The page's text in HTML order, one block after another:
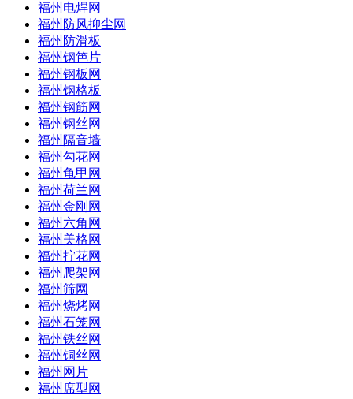
福州电焊网
福州防风抑尘网
福州防滑板
福州钢笆片
福州钢板网
福州钢格板
福州钢筋网
福州钢丝网
福州隔音墙
福州勾花网
福州龟甲网
福州荷兰网
福州金刚网
福州六角网
福州美格网
福州拧花网
福州爬架网
福州筛网
福州烧烤网
福州石笼网
福州铁丝网
福州铜丝网
福州网片
福州席型网